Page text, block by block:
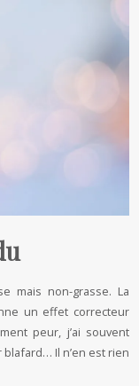
mais non-grasse. La
un effet correcteur
peur, j’ai souvent
Il n’en est rien